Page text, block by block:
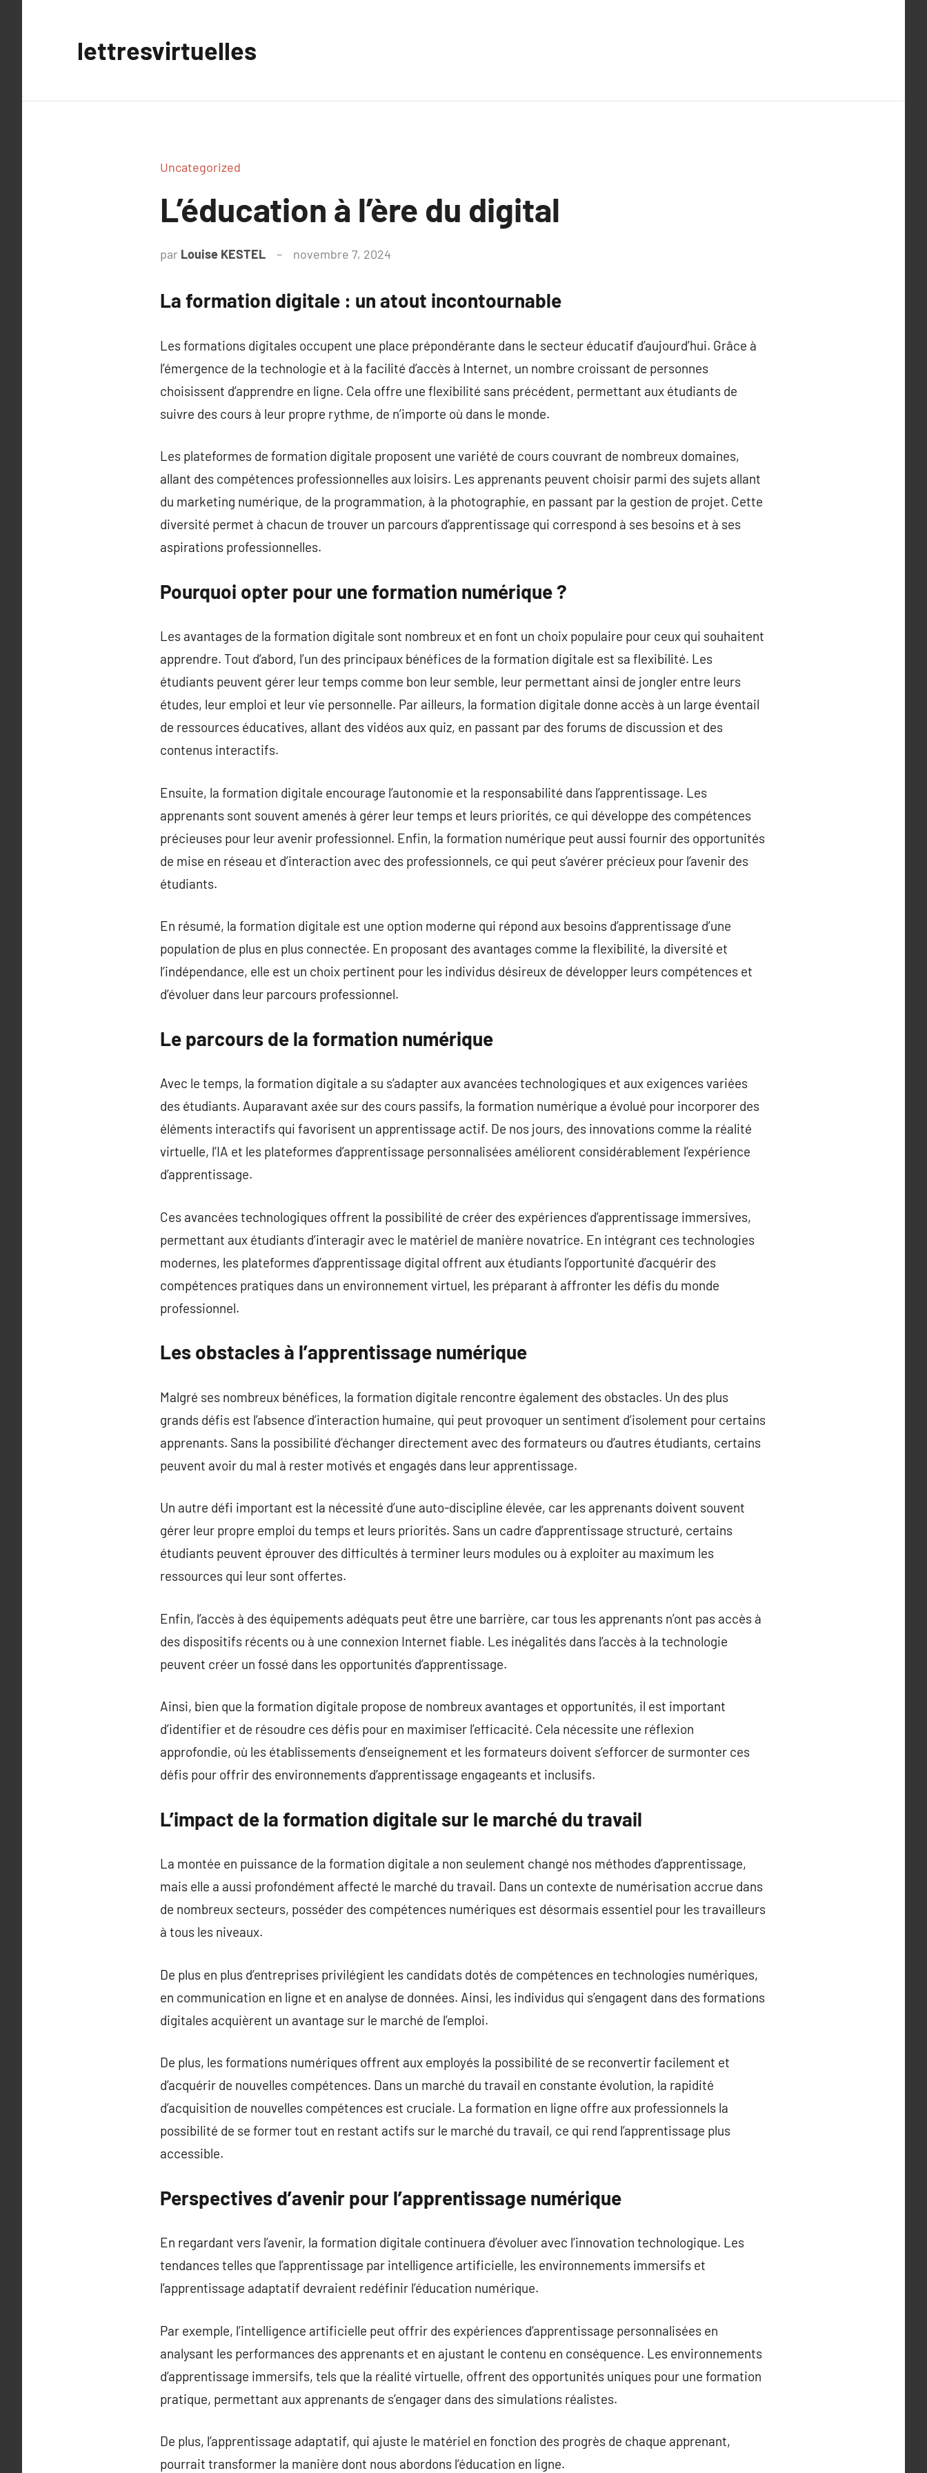
lettresvirtuelles
Uncategorized
L’éducation à l’ère du digital
par Louise KESTEL novembre 7, 2024
La formation digitale : un atout incontournable
Les formations digitales occupent une place prépondérante dans le secteur éducatif d’aujourd’hui. Grâce à
l’émergence de la technologie et à la facilité d’accès à Internet, un nombre croissant de personnes
choisissent d’apprendre en ligne. Cela offre une flexibilité sans précédent, permettant aux étudiants de
suivre des cours à leur propre rythme, de n’importe où dans le monde.
Les plateformes de formation digitale proposent une variété de cours couvrant de nombreux domaines,
allant des compétences professionnelles aux loisirs. Les apprenants peuvent choisir parmi des sujets allant
du marketing numérique, de la programmation, à la photographie, en passant par la gestion de projet. Cette
diversité permet à chacun de trouver un parcours d’apprentissage qui correspond à ses besoins et à ses
aspirations professionnelles.
Pourquoi opter pour une formation numérique ?
Les avantages de la formation digitale sont nombreux et en font un choix populaire pour ceux qui souhaitent
apprendre. Tout d’abord, l’un des principaux bénéfices de la formation digitale est sa flexibilité. Les
étudiants peuvent gérer leur temps comme bon leur semble, leur permettant ainsi de jongler entre leurs
études, leur emploi et leur vie personnelle. Par ailleurs, la formation digitale donne accès à un large éventail
de ressources éducatives, allant des vidéos aux quiz, en passant par des forums de discussion et des
contenus interactifs.
Ensuite, la formation digitale encourage l’autonomie et la responsabilité dans l’apprentissage. Les
apprenants sont souvent amenés à gérer leur temps et leurs priorités, ce qui développe des compétences
précieuses pour leur avenir professionnel. Enfin, la formation numérique peut aussi fournir des opportunités
de mise en réseau et d’interaction avec des professionnels, ce qui peut s’avérer précieux pour l’avenir des
étudiants.
En résumé, la formation digitale est une option moderne qui répond aux besoins d’apprentissage d’une
population de plus en plus connectée. En proposant des avantages comme la flexibilité, la diversité et
l’indépendance, elle est un choix pertinent pour les individus désireux de développer leurs compétences et
d’évoluer dans leur parcours professionnel.
Le parcours de la formation numérique
Avec le temps, la formation digitale a su s’adapter aux avancées technologiques et aux exigences variées
des étudiants. Auparavant axée sur des cours passifs, la formation numérique a évolué pour incorporer des
éléments interactifs qui favorisent un apprentissage actif. De nos jours, des innovations comme la réalité
virtuelle, l’IA et les plateformes d’apprentissage personnalisées améliorent considérablement l’expérience
d’apprentissage.
Ces avancées technologiques offrent la possibilité de créer des expériences d’apprentissage immersives,
permettant aux étudiants d’interagir avec le matériel de manière novatrice. En intégrant ces technologies
modernes, les plateformes d’apprentissage digital offrent aux étudiants l’opportunité d’acquérir des
compétences pratiques dans un environnement virtuel, les préparant à affronter les défis du monde
professionnel.
Les obstacles à l’apprentissage numérique
Malgré ses nombreux bénéfices, la formation digitale rencontre également des obstacles. Un des plus
grands défis est l’absence d’interaction humaine, qui peut provoquer un sentiment d’isolement pour certains
apprenants. Sans la possibilité d’échanger directement avec des formateurs ou d’autres étudiants, certains
peuvent avoir du mal à rester motivés et engagés dans leur apprentissage.
Un autre défi important est la nécessité d’une auto-discipline élevée, car les apprenants doivent souvent
gérer leur propre emploi du temps et leurs priorités. Sans un cadre d’apprentissage structuré, certains
étudiants peuvent éprouver des difficultés à terminer leurs modules ou à exploiter au maximum les
ressources qui leur sont offertes.
Enfin, l’accès à des équipements adéquats peut être une barrière, car tous les apprenants n’ont pas accès à
des dispositifs récents ou à une connexion Internet fiable. Les inégalités dans l’accès à la technologie
peuvent créer un fossé dans les opportunités d’apprentissage.
Ainsi, bien que la formation digitale propose de nombreux avantages et opportunités, il est important
d’identifier et de résoudre ces défis pour en maximiser l’efficacité. Cela nécessite une réflexion
approfondie, où les établissements d’enseignement et les formateurs doivent s’efforcer de surmonter ces
défis pour offrir des environnements d’apprentissage engageants et inclusifs.
L’impact de la formation digitale sur le marché du travail
La montée en puissance de la formation digitale a non seulement changé nos méthodes d’apprentissage,
mais elle a aussi profondément affecté le marché du travail. Dans un contexte de numérisation accrue dans
de nombreux secteurs, posséder des compétences numériques est désormais essentiel pour les travailleurs
à tous les niveaux.
De plus en plus d’entreprises privilégient les candidats dotés de compétences en technologies numériques,
en communication en ligne et en analyse de données. Ainsi, les individus qui s’engagent dans des formations
digitales acquièrent un avantage sur le marché de l’emploi.
De plus, les formations numériques offrent aux employés la possibilité de se reconvertir facilement et
d’acquérir de nouvelles compétences. Dans un marché du travail en constante évolution, la rapidité
d’acquisition de nouvelles compétences est cruciale. La formation en ligne offre aux professionnels la
possibilité de se former tout en restant actifs sur le marché du travail, ce qui rend l’apprentissage plus
accessible.
Perspectives d’avenir pour l’apprentissage numérique
En regardant vers l’avenir, la formation digitale continuera d’évoluer avec l’innovation technologique. Les
tendances telles que l’apprentissage par intelligence artificielle, les environnements immersifs et
l’apprentissage adaptatif devraient redéfinir l’éducation numérique.
Par exemple, l’intelligence artificielle peut offrir des expériences d’apprentissage personnalisées en
analysant les performances des apprenants et en ajustant le contenu en conséquence. Les environnements
d’apprentissage immersifs, tels que la réalité virtuelle, offrent des opportunités uniques pour une formation
pratique, permettant aux apprenants de s’engager dans des simulations réalistes.
De plus, l’apprentissage adaptatif, qui ajuste le matériel en fonction des progrès de chaque apprenant,
pourrait transformer la manière dont nous abordons l’éducation en ligne.